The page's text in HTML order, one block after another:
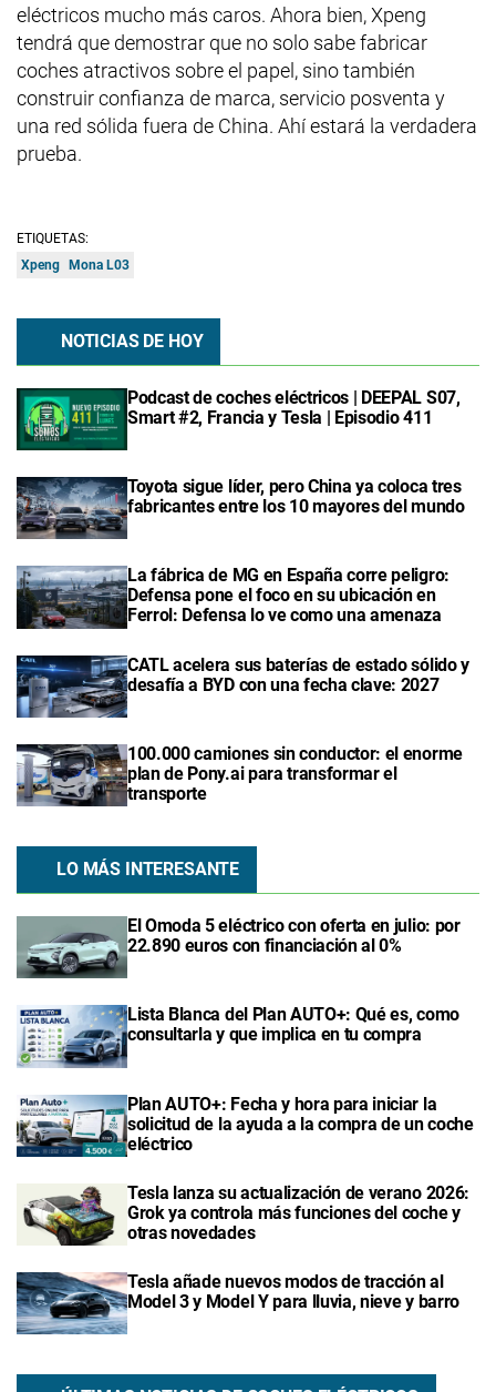
eléctricos mucho más caros. Ahora bien, Xpeng
tendrá que demostrar que no solo sabe fabricar
coches atractivos sobre el papel, sino también
construir confianza de marca, servicio posventa y
una red sólida fuera de China. Ahí estará la verdadera
prueba.
ETIQUETAS:
Xpeng
Mona L03
NOTICIAS DE HOY
Podcast de coches eléctricos | DEEPAL S07,
Smart #2, Francia y Tesla | Episodio 411
Toyota sigue líder, pero China ya coloca tres
fabricantes entre los 10 mayores del mundo
La fábrica de MG en España corre peligro:
Defensa pone el foco en su ubicación en
Ferrol: Defensa lo ve como una amenaza
CATL acelera sus baterías de estado sólido y
desafía a BYD con una fecha clave: 2027
100.000 camiones sin conductor: el enorme
plan de Pony.ai para transformar el
transporte
LO MÁS INTERESANTE
El Omoda 5 eléctrico con oferta en julio: por
22.890 euros con financiación al 0%
Lista Blanca del Plan AUTO+: Qué es, como
consultarla y que implica en tu compra
Plan AUTO+: Fecha y hora para iniciar la
solicitud de la ayuda a la compra de un coche
eléctrico
Tesla lanza su actualización de verano 2026:
Grok ya controla más funciones del coche y
otras novedades
Tesla añade nuevos modos de tracción al
Model 3 y Model Y para lluvia, nieve y barro